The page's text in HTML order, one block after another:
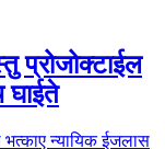
प्रोजोक्टाईल
घाईते